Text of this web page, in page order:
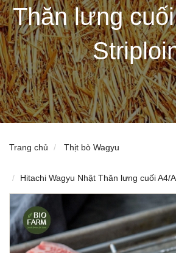
Thăn lưng
Trang chủ Thịt bò Wagyu
Hitachi Wagyu Nhật Thăn lưng cuối A4/